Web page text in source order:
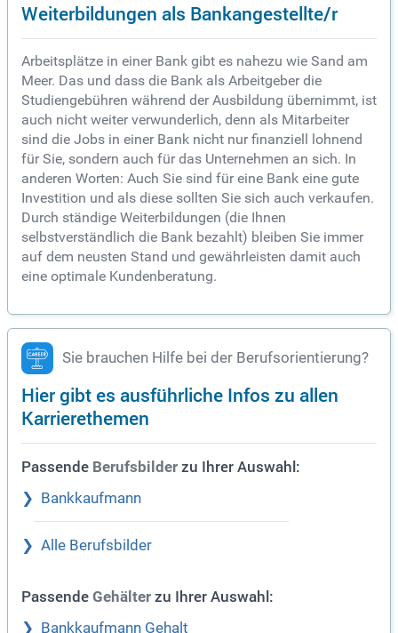
Weiterbildungen als Bankangestellte/r
Arbeitsplätze in einer Bank gibt es nahezu wie Sand am
Meer. Das und dass die Bank als Arbeitgeber die
Studiengebühren während der Ausbildung übernimmt, ist
auch nicht weiter verwunderlich, denn als Mitarbeiter
sind die Jobs in einer Bank nicht nur finanziell lohnend
für Sie, sondern auch für das Unternehmen an sich. In
anderen Worten: Auch Sie sind für eine Bank eine gute
Investition und als diese sollten Sie sich auch verkaufen.
Durch ständige Weiterbildungen (die Ihnen
selbstverständlich die Bank bezahlt) bleiben Sie immer
auf dem neusten Stand und gewährleisten damit auch
eine optimale Kundenberatung.
Sie brauchen Hilfe bei der Berufsorientierung?
Hier gibt es ausführliche Infos zu allen
Karrierethemen
Passende Berufsbilder zu Ihrer Auswahl:
Bankkaufmann
Alle Berufsbilder
Passende Gehälter zu Ihrer Auswahl:
Bankkaufmann Gehalt